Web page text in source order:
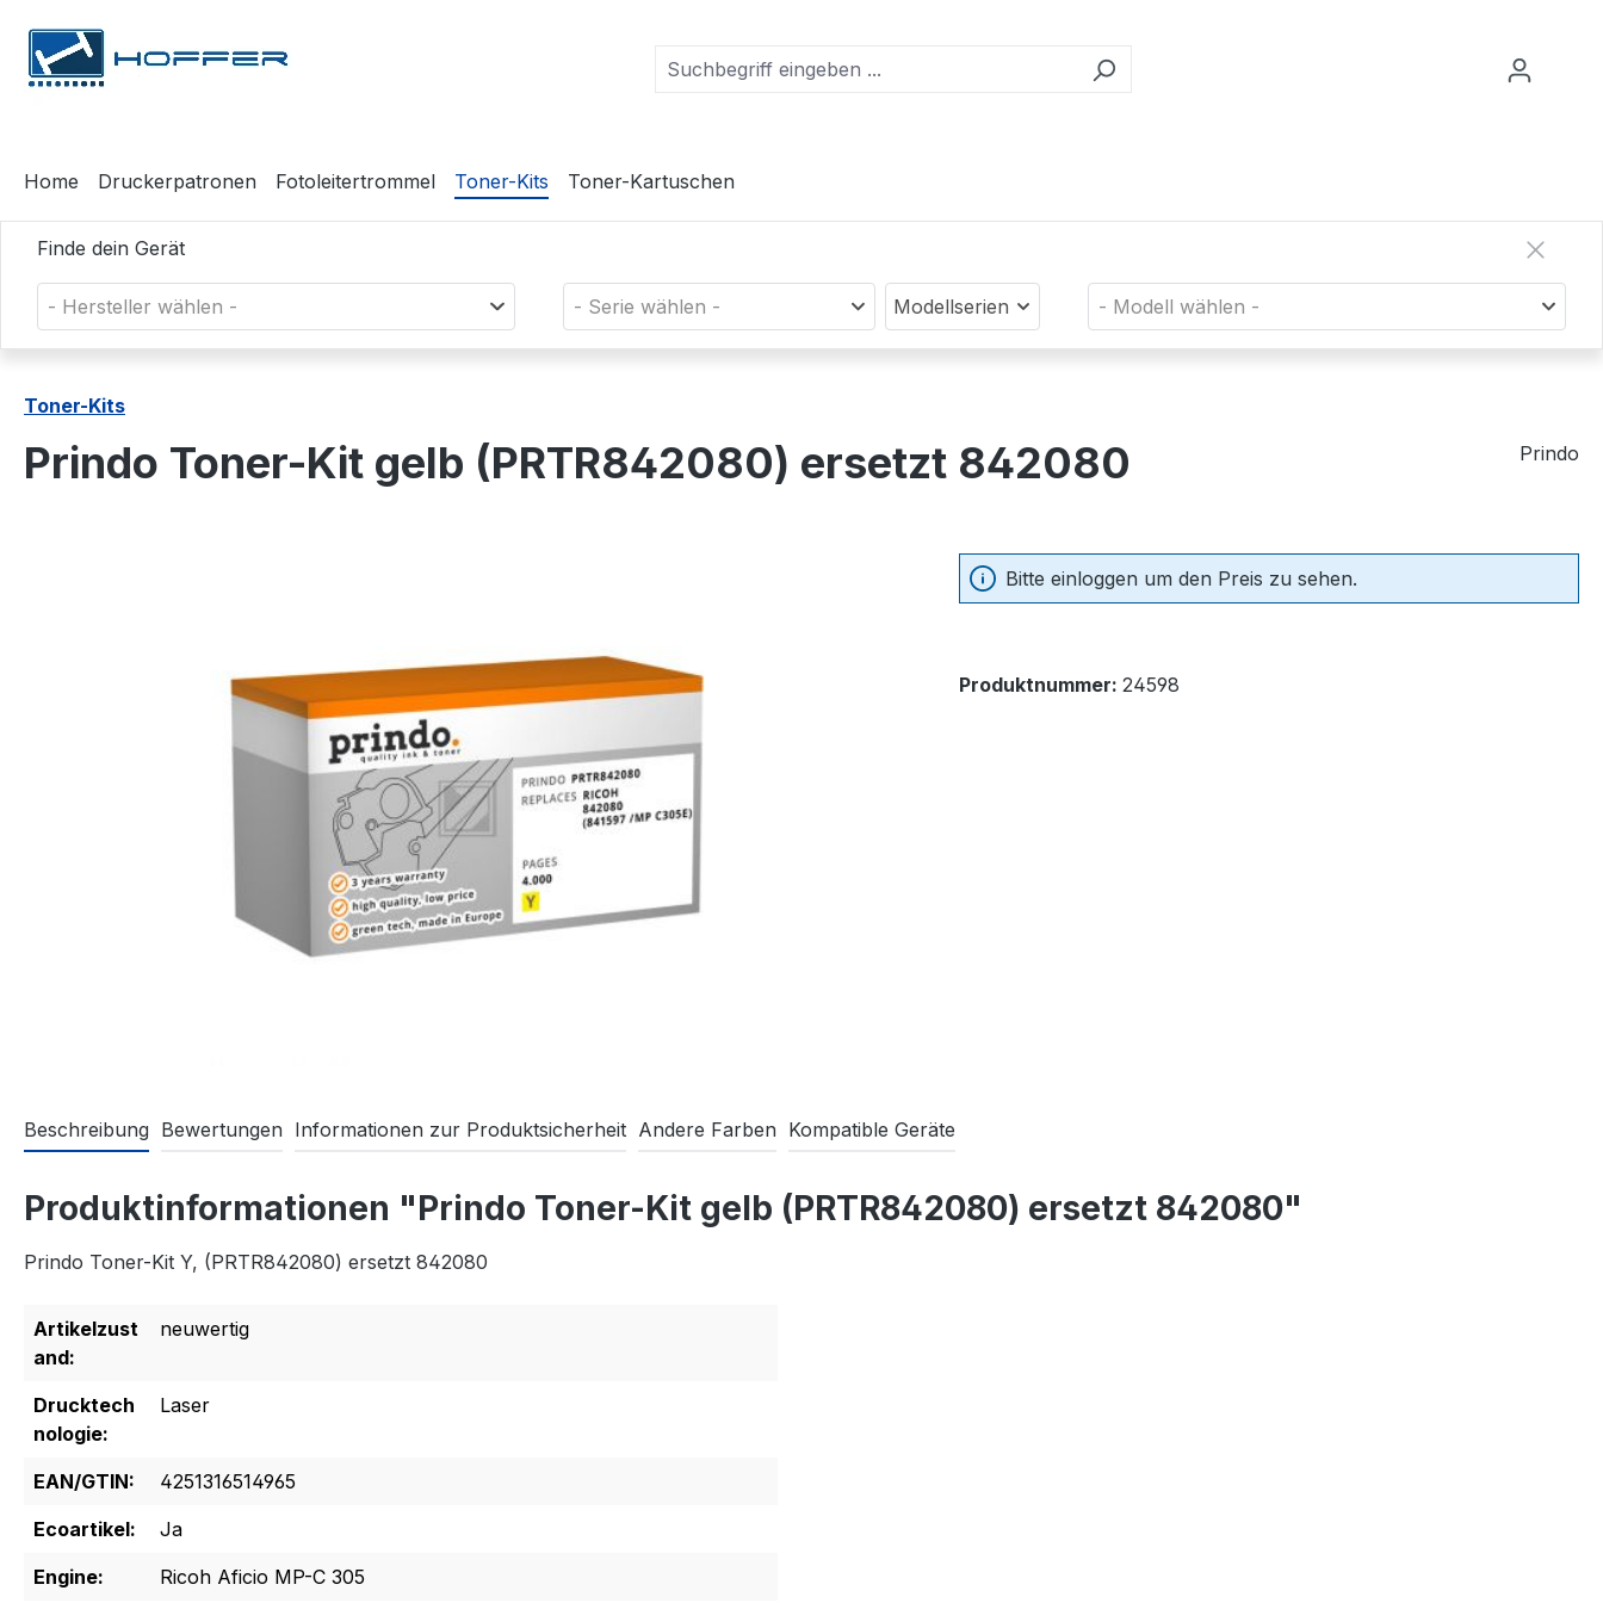
Hauptinhalt springen
Zur Suche springen
Zur Hauptnavigation springen
Home Druckerpatronen Fotoleitertrommel Toner-Kits Toner-Kartuschen
Finde dein Gerät
- Hersteller wählen - - Serie wählen - Modellserien - Modell wählen -
Toner-Kits
Prindo Toner-Kit gelb (PRTR842080) ersetzt 842080 Prindo
Bitte einloggen um den Preis zu sehen.
Produktnummer: 24598
Beschreibung Bewertungen Informationen zur Produktsicherheit Andere Farben Kompatible Geräte
Produktinformationen "Prindo Toner-Kit gelb (PRTR842080) ersetzt 842080"
Prindo Toner-Kit Y, (PRTR842080) ersetzt 842080
Artikelzust
and:
neuwertig
Drucktech
nologie:
Laser
EAN/GTIN:
4251316514965
Ecoartikel:
Ja
Engine:
Ricoh Aficio MP-C 305